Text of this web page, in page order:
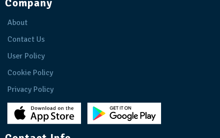
Company
About
Contact Us
User Policy
Cookie Policy
Privacy Policy